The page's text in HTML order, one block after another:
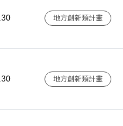
地方創新類計畫
地方創新類計畫